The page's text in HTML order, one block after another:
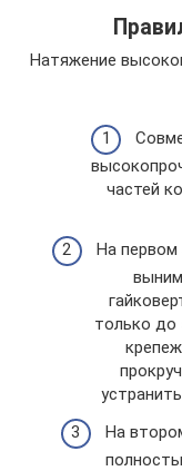
Натяжение
частей
На первом
только до
На